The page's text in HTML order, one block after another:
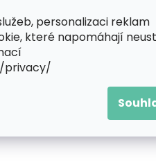
personalizaci reklam
které napomáhají
privacy/